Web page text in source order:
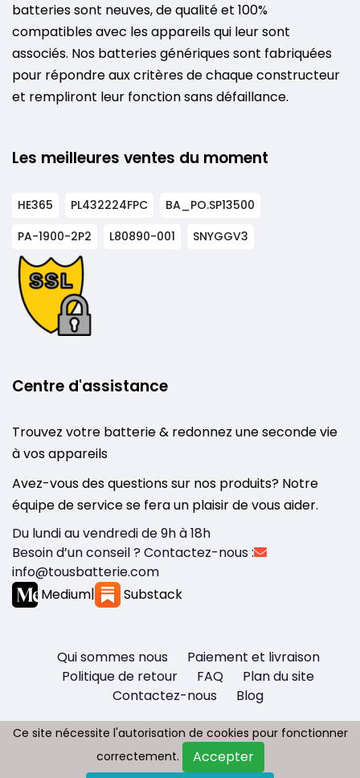
batteries sont neuves, de qualité et 100%
compatibles avec les appareils qui leur sont
associés. Nos batteries génériques sont fabriquées
pour répondre aux critères de chaque constructeur
et rempliront leur fonction sans défaillance.
Les meilleures ventes du moment
HE365 PL432224FPC
BA_PO.SP13500
PA-1900-2P2
L80890-001 SNYGGV3
Centre d'assistance
Trouvez votre batterie & redonnez une seconde vie
à vos appareils
Avez-vous des questions sur nos produits? Notre
équipe de service se fera un plaisir de vous aider.
Du lundi au vendredi de 9h à 18h
Besoin d’un conseil ? Contactez-nous :
info@tousbatterie.com
Medium| Substack
Qui sommes nous
Paiement et livraison
Politique de retour
FAQ
Plan du site
Contactez-nous
Blog
Copyright © 2026 - Tous droit réservés
Ce site nécessite l'autorisation de cookies pour fonctionner
correctement.
Accepter
Ce site nécessite l'autorisation de cookies pour fonctionner
correctement.
Accepter